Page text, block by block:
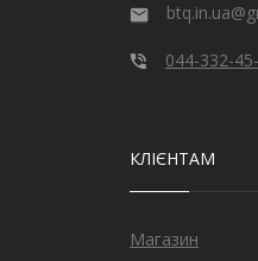
044-332-
КЛІЄНТАМ
Магазин